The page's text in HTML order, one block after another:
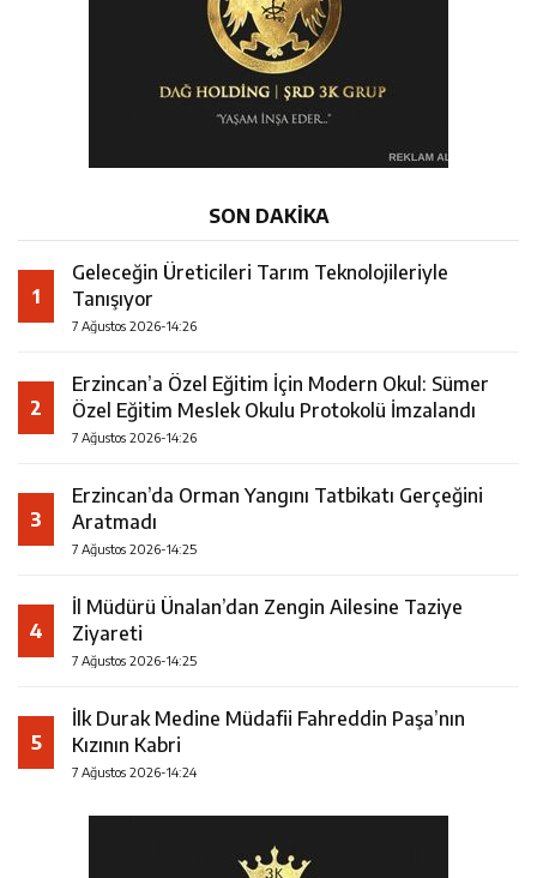
SON DAKİKA
1
Geleceğin Üreticileri Tarım Teknolojileriyle
Tanışıyor
7 Ağustos 2026-14:26
2
Erzincan’a Özel Eğitim İçin Modern Okul: Sümer
Özel Eğitim Meslek Okulu Protokolü İmzalandı
7 Ağustos 2026-14:26
3
Erzincan’da Orman Yangını Tatbikatı Gerçeğini
Aratmadı
7 Ağustos 2026-14:25
4
İl Müdürü Ünalan’dan Zengin Ailesine Taziye
Ziyareti
7 Ağustos 2026-14:25
5
İlk Durak Medine Müdafii Fahreddin Paşa’nın
Kızının Kabri
7 Ağustos 2026-14:24